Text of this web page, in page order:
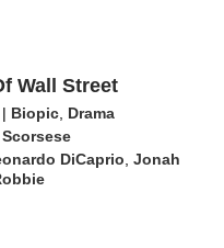
Wall Street
| Biopic Drama
DiCaprio ,Jonah